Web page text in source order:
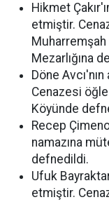
Hikmet
etmiştir.
Muharremşah
Mezarlığına
Döne
Cenazesi
Köyünde
Recep
namazına
defnedildi.
Ufuk
etmiştir.